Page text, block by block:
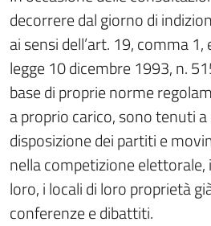
decorrere dal giorno di
ai sensi dell’art. 19, comma
legge 10 dicembre 1993, n.
base di proprie norme
a proprio carico, sono tenuti
disposizione dei partiti e
nella competizione
loro, i locali di loro proprietà
conferenze e dibattiti.